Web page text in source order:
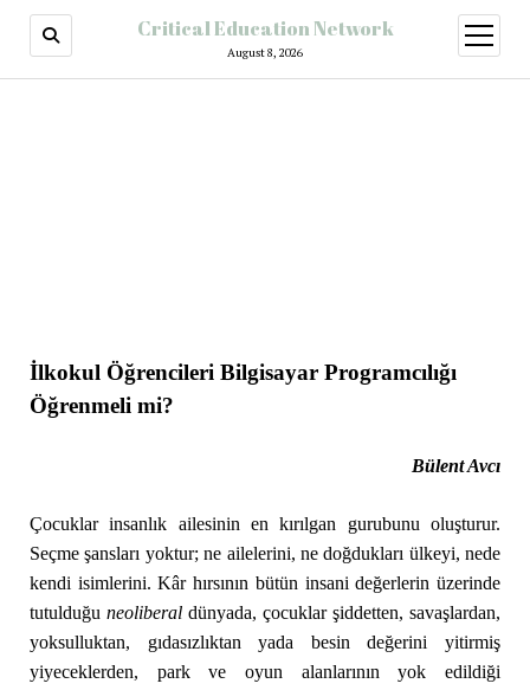
Critical Education Network
August 8, 2026
İlkokul Öğrencileri Bilgisayar Programcılığı
Öğrenmeli mi?
Bülent Avcı
Çocuklar insanlık ailesinin en kırılgan gurubunu oluşturur.
Seçme şansları yoktur; ne ailelerini, ne doğdukları ülkeyi, nede
kendi isimlerini. Kâr hırsının bütün insani değerlerin üzerinde
tutulduğu neoliberaldünyada, çocuklar şiddetten, savaşlardan,
yoksulluktan, gıdasızlıktan yada besin değerini yitirmiş
yiyeceklerden, park ve oyun alanlarının yok edildiği